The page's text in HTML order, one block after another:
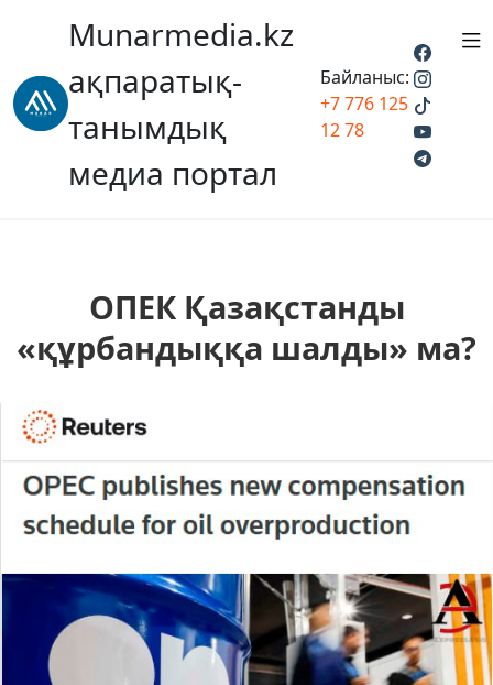
Munarmedia.kz
ақпаратық-
танымдық
медиа портал
Байланыс:
+7 776 125
12 78
ОПЕК Қазақстанды
«құрбандыққа шалды» ма?